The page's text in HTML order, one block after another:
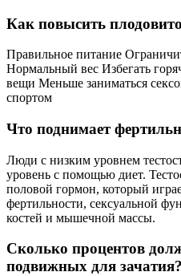
Как повысить
Правильное питание
Нормальный вес Избегать
вещи Меньше заниматься
спортом
Что поднимает
Люди с низким уровнем
уровень с помощью диет.
половой гормон, который
фертильности, сексуальной
костей и мышечной массы.
Сколько процентов
подвижных для зачатия?